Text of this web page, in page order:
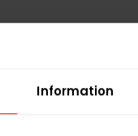
Information